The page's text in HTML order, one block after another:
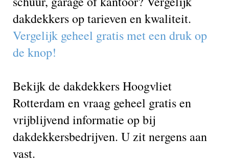
dakdekkers op tarieven en kwaliteit.
Vergelijk geheel gratis met een druk op
de knop!
Bekijk de dakdekkers Hoogvliet
Rotterdam en vraag geheel gratis en
vrijblijvend informatie op bij
dakdekkersbedrijven. U zit nergens aan
vast.